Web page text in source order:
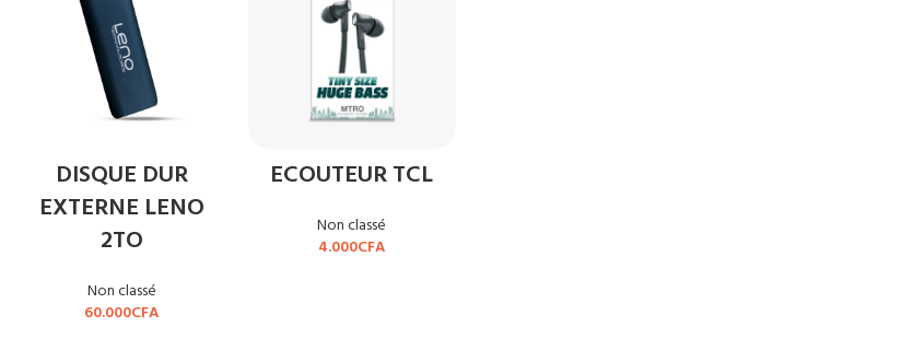
DISQUE DUR
EXTERNE LENO
2TO
Non classé
60.000CFA
ECOUTEUR TCL
Non classé
4.000CFA